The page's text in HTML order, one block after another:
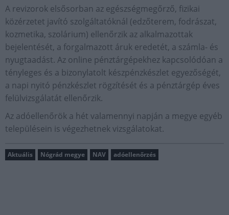
A revizorok elsősorban az egészségmegőrző, fizikai
közérzetet javító szolgáltatóknál (edzőterem, fodrászat,
kozmetika, szolárium) ellenőrzik az alkalmazottak
bejelentését, a forgalmazott áruk eredetét, a számla- és
nyugtaadást. Az online pénztárgépekhez kapcsolódóan a
tényleges és a bizonylatolt készpénzkészlet egyezőségét,
a napi nyitó pénzkészlet rögzítését és a pénztárgép éves
felülvizsgálatát ellenőrzik.
Az adóellenőrök a hét valamennyi napján a megye egyéb
településein is végezhetnek vizsgálatokat.
Aktuális Nógrád megye NAV adóellenőrzés